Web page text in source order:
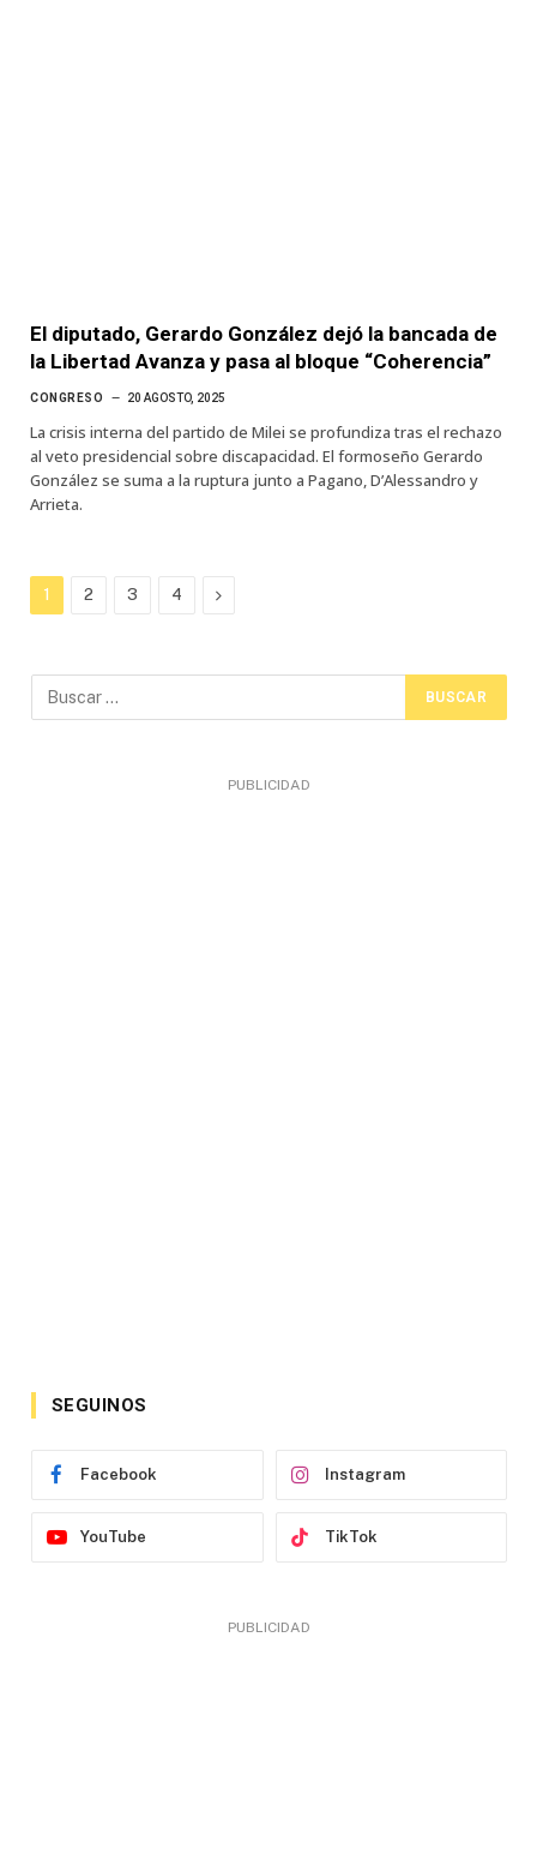
El diputado, Gerardo González dejó la bancada de
la Libertad Avanza y pasa al bloque “Coherencia”
CONGRESO 20 AGOSTO, 2025
La crisis interna del partido de Milei se profundiza tras el rechazo
al veto presidencial sobre discapacidad. El formoseño Gerardo
González se suma a la ruptura junto a Pagano, D’Alessandro y
Arrieta.
1 2 3 4 Next
PUBLICIDAD
SEGUINOS
Facebook Instagram
YouTube TikTok
PUBLICIDAD